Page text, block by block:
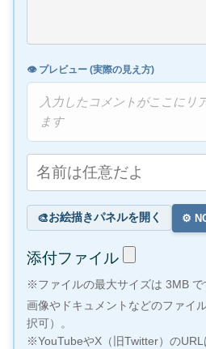
👁️ プレビュー (実際の見え方)
入力したコメントがここにリ
ます
🎨お絵描きパネルを開く ⚙️
添付ファイル
※ファイルの最大サイズは 3MB で
画像やドキュメントなどのファイ
択可）。
※YouTubeやX（旧Twitter）のURL